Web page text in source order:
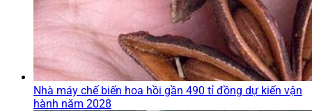
Nhà máy chế biến hoa hồi gần 490 tỉ đồng dự kiến vận
hành năm 2028